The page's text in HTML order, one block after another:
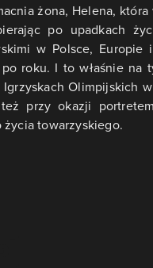
żona, Helena, która
po upadkach
w Polsce,
roku. I to właśnie na
Olimpijskich
przy okazji
towarzyskiego.